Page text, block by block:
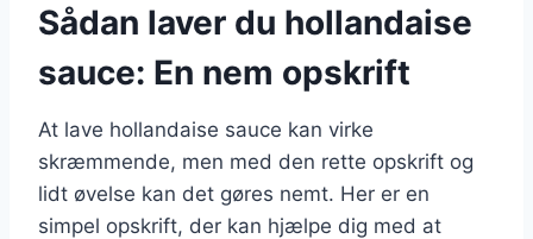
Sådan laver du hollandaise
sauce: En nem opskrift
At lave hollandaise sauce kan virke
skræmmende, men med den rette opskrift og
lidt øvelse kan det gøres nemt. Her er en
simpel opskrift, der kan hjælpe dig med at